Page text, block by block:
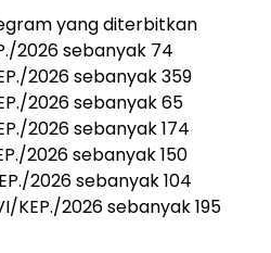
yang diterbitkan
2026 sebanyak 74
2026 sebanyak 359
2026 sebanyak 65
2026 sebanyak 174
2026 sebanyak 150
2026 sebanyak 104
KEP./2026 sebanyak 195